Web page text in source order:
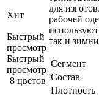
Хит
Быстрый
просмотр
Быстрый
просмотр
8 цветов
для
рабочей
так и
Сегмент
Состав
Плотность